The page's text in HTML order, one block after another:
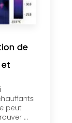
de
peut
...